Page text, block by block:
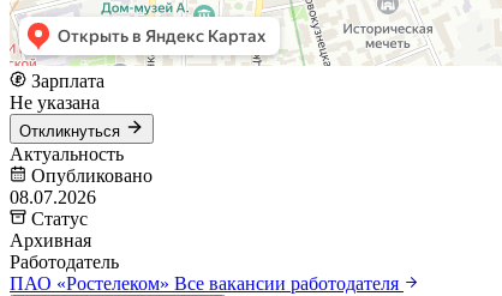
Зарплата
Не указана
Откликнуться
Актуальность
Опубликовано
08.07.2026
Статус
Архивная
Работодатель
ПАО «Ростелеком» Все вакансии работодателя